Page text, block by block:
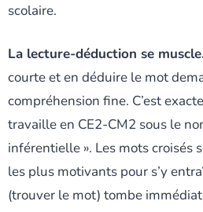
scolaire.
La lecture-déduction se
courte et en déduire le mot
compréhension fine. C’est
travaille en CE2-CM2 sous le
inférentielle ». Les mots croisés
les plus motivants pour s’y
(trouver le mot) tombe